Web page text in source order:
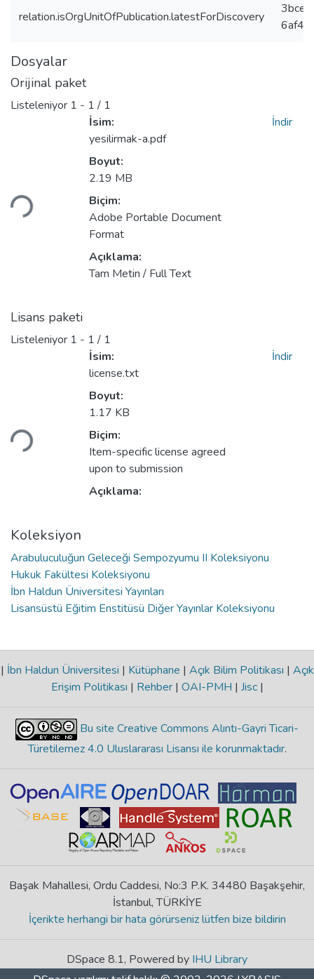
relation.isOrgUnitOfPublication.latestForDiscovery
Dosyalar
Orijinal paket
Listeleniyor 1 - 1 / 1
Yükleniyor...
İsim:
yesilirmak-a.pdf
Boyut:
2.19 MB
Biçim:
Adobe Portable Document
Format
Açıklama:
Tam Metin / Full Text
İndir
Lisans paketi
Listeleniyor 1 - 1 / 1
Yükleniyor...
İsim:
license.txt
Boyut:
1.17 KB
Biçim:
Item-specific license agreed
upon to submission
Açıklama:
İndir
Koleksiyon
Arabuluculuğun Geleceği Sempozyumu II Koleksiyonu
Hukuk Fakültesi Koleksiyonu
İbn Haldun Üniversitesi Yayınları
Lisansüstü Eğitim Enstitüsü Diğer Yayınlar Koleksiyonu
| İbn Haldun Üniversitesi | Kütüphane | Açık Bilim Politikası | Açık
Erişim Politikası | Rehber | OAI-PMH | Jisc |
Bu site Creative Commons Alıntı-Gayri Ticari-
Türetilemez 4.0 Uluslararası Lisansı ile korunmaktadır.
Başak Mahallesi, Ordu Caddesi, No:3 P.K. 34480 Başakşehir,
İstanbul, TÜRKİYE
İçerikte herhangi bir hata görürseniz lütfen bize bildirin
DSpace 8.1, Powered by IHU Library